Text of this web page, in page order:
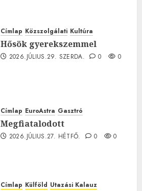
Címlap Közszolgálati Kultúra
Hősök gyerekszemmel
2026.JÚLIUS.29. SZERDA. 0 0
Címlap EuroAstra Gasztró
Megfiatalodott
2026.JÚLIUS.27. HÉTFŐ. 0 0
Címlap Külföld Utazási Kalauz